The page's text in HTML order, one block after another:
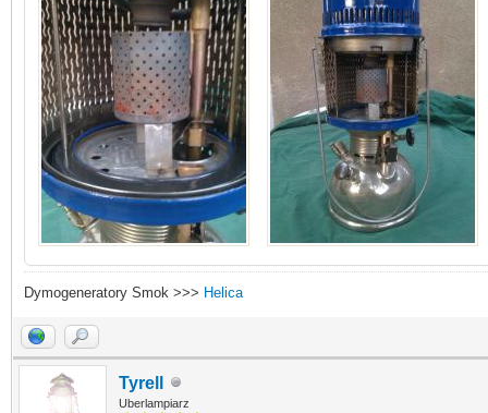
Dymogeneratory Smok >>> Helica
Tyrell
Uberlampiarz